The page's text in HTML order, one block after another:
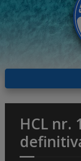
HCL nr.